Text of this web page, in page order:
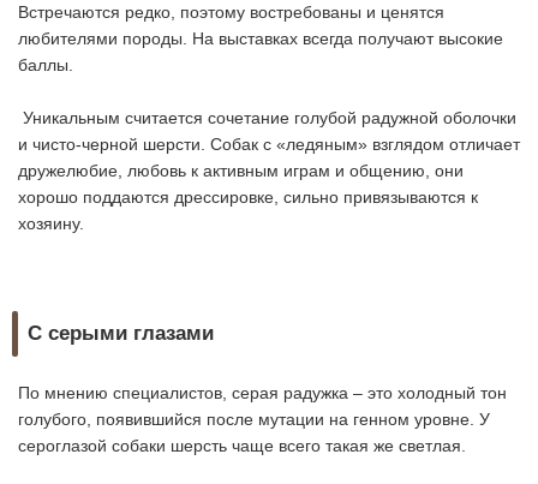
Встречаются редко, поэтому востребованы и ценятся
любителями породы. На выставках всегда получают высокие
баллы.
Уникальным считается сочетание голубой радужной оболочки
и чисто-черной шерсти. Собак с «ледяным» взглядом отличает
дружелюбие, любовь к активным играм и общению, они
хорошо поддаются дрессировке, сильно привязываются к
хозяину.
С серыми глазами
По мнению специалистов, серая радужка – это холодный тон
голубого, появившийся после мутации на генном уровне. У
сероглазой собаки шерсть чаще всего такая же светлая.